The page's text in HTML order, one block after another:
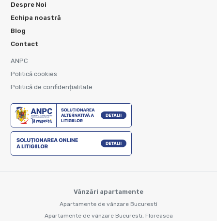
Despre Noi
Echipa noastră
Blog
Contact
ANPC
Politică cookies
Politică de confidențialitate
Vânzări apartamente
Apartamente de vânzare Bucuresti
Apartamente de vânzare Bucuresti, Floreasca